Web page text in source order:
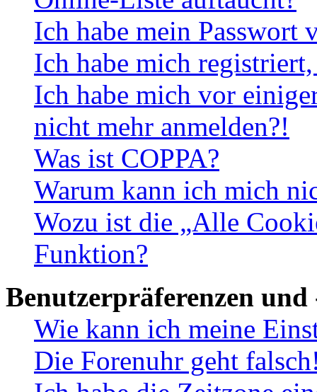
Ich habe mein Passwort
Ich habe mich
Ich habe mich vor
nicht mehr anmelden?!
Was ist COPPA?
Warum kann ich mich
Wozu ist die „Alle
Funktion?
Benutzerpräferenzen und
Wie kann ich meine
Die Forenuhr geht